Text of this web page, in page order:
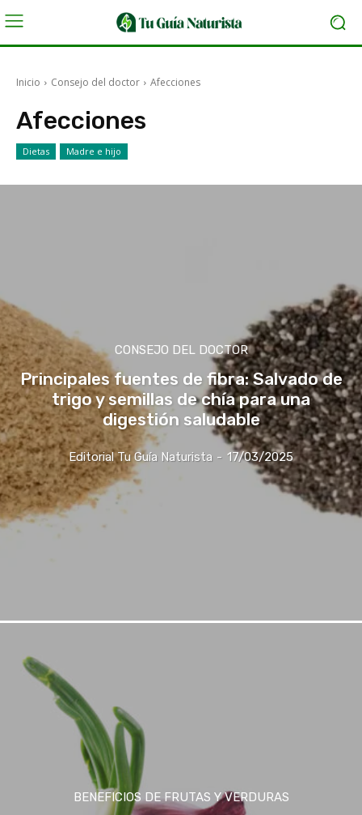
Inicio Consejo del doctor Afecciones
Afecciones
Dietas Madre e hijo
CONSEJO DEL DOCTOR
Principales fuentes de fibra: Salvado de
trigo y semillas de chía para una
digestión saludable
Editorial Tu Guía Naturista - 17/03/2025
BENEFICIOS DE FRUTAS Y VERDURAS